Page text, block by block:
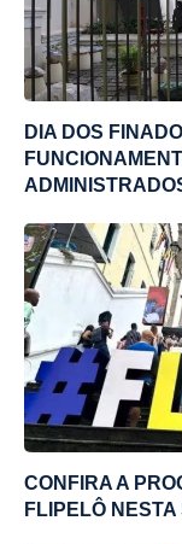
DIA DOS
CONFIRA A
FLIPELÔ